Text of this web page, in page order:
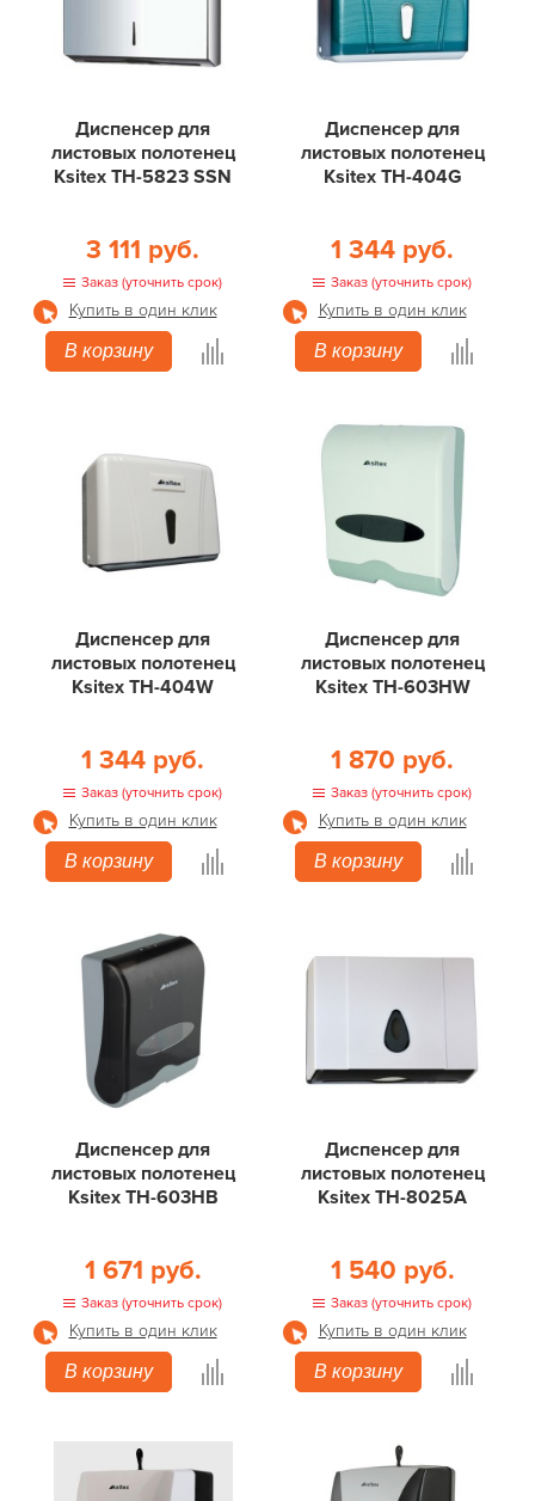
Диспенсер для
листовых полотенец
Ksitex TН-5823 SSN
3 111 руб.
Заказ (уточнить срок)
Купить в один клик
В корзину
Диспенсер для
листовых полотенец
Ksitex ТН-404G
1 344 руб.
Заказ (уточнить срок)
Купить в один клик
В корзину
Диспенсер для
листовых полотенец
Ksitex ТН-404W
1 344 руб.
Заказ (уточнить срок)
Купить в один клик
В корзину
Диспенсер для
листовых полотенец
Ksitex ТН-603HW
1 870 руб.
Заказ (уточнить срок)
Купить в один клик
В корзину
Диспенсер для
листовых полотенец
Ksitex ТН-603НВ
1 671 руб.
Заказ (уточнить срок)
Купить в один клик
В корзину
Диспенсер для
листовых полотенец
Ksitex ТН-8025A
1 540 руб.
Заказ (уточнить срок)
Купить в один клик
В корзину